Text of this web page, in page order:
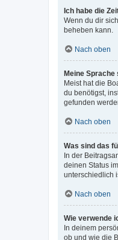
Ich habe die
Wenn du dir
beheben kann.
Nach oben
Meine Sprache
Meist hat die
du benötigst,
gefunden
Nach oben
Was sind das
In der
deinen Status
unterschiedlich
Nach oben
Wie verwende
In deinem
ob und wie die